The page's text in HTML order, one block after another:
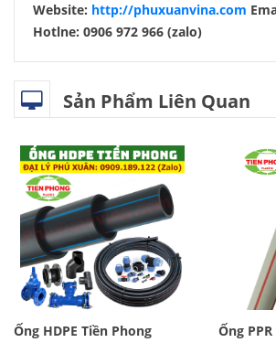
Website: http://phuxuanvina.com
Hotlne: 0906 972 966 (zalo)
Sản Phẩm Liên Quan
Ống HDPE Tiền Phong Ống